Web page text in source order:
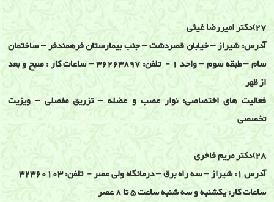
27)دکتر امیررضا غیثی
آدرس: شیراز – خیابان قصردشت – جنب بیمارستان فرهمندفر – ساختمان
سام – طبقه سوم – واحد 1 - تلفن: 36263897 – ساعات کار : صبح و بعد
از ظهر
فعالیت های اختصاصی: نوار عصب و عضله – تزریق مفصلی – ویزیت
تخصصی
28)دکتر مریم فاخری
آدرس 1: شیراز – سه راه برق – درمانگاه ولی عصر - تلفن: 32360103
ساعات کار: یکشنبه و سه شنبه ساعت 5 تا 8 عصر